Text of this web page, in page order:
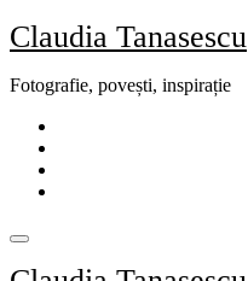
Skip
to
Claudia Tanasescu
Fotografie, povești, inspirație